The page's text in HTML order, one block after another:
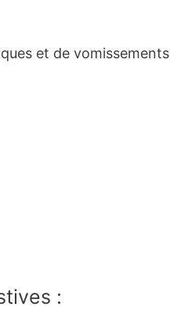
et de vomissements
: